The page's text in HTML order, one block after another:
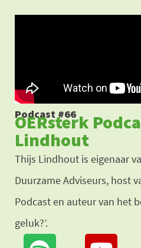
Podcast #66
OERsterk
Lindhout
Thijs Lindhout is eigenaar
Duurzame Adviseurs, host
Podcast en auteur van het
geluk?’.